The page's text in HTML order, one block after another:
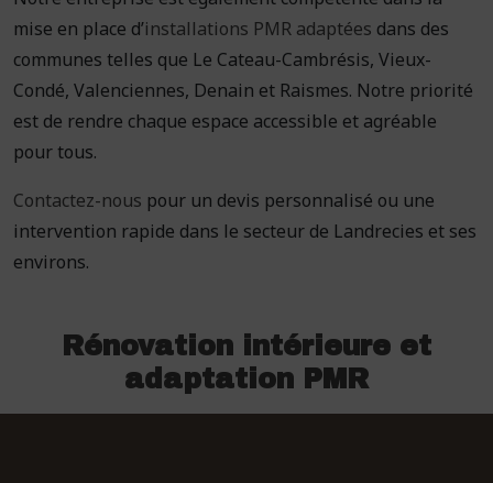
mise en place d’installations PMR adaptées dans des
communes telles que Le Cateau-Cambrésis, Vieux-
Condé, Valenciennes, Denain et Raismes. Notre priorité
est de rendre chaque espace accessible et agréable
pour tous.
Contactez-nous pour un devis personnalisé ou une
intervention rapide dans le secteur de Landrecies et ses
environs.
Rénovation intérieure et
adaptation PMR